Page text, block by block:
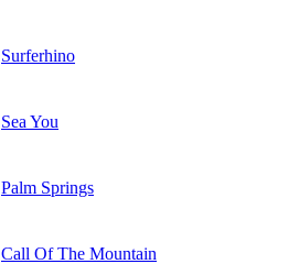
Surferhino
Sea You
Palm Springs
Call Of The Mountain